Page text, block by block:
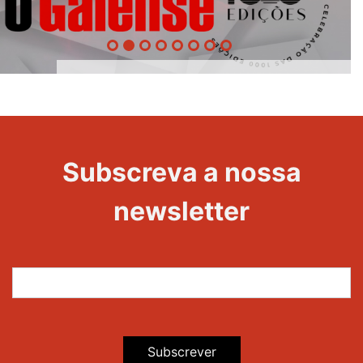
Evento
Subscreva a nossa
newsletter
Subscrever